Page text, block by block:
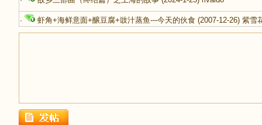
足
· 虾角+海鲜意面+醸豆腐+豉汁蒸鱼---今天的伙食 (2007-12-26) 紫雪